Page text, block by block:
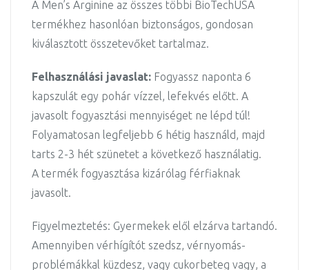
A Men’s Arginine az összes többi BioTechUSA
termékhez hasonlóan biztonságos, gondosan
kiválasztott összetevőket tartalmaz.
Felhasználási javaslat: Fogyassz naponta 6
kapszulát egy pohár vízzel, lefekvés előtt. A
javasolt fogyasztási mennyiséget ne lépd túl!
Folyamatosan legfeljebb 6 hétig használd, majd
tarts 2-3 hét szünetet a következő használatig.
A termék fogyasztása kizárólag férfiaknak
javasolt.
Figyelmeztetés: Gyermekek elől elzárva tartandó.
Amennyiben vérhígítót szedsz, vérnyomás-
problémákkal küzdesz, vagy cukorbeteg vagy, a